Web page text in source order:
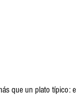
que un plato